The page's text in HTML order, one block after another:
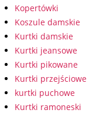
Kopertówki
Koszule damskie
Kurtki damskie
Kurtki jeansowe
Kurtki pikowane
Kurtki przejściowe
kurtki puchowe
Kurtki ramoneski